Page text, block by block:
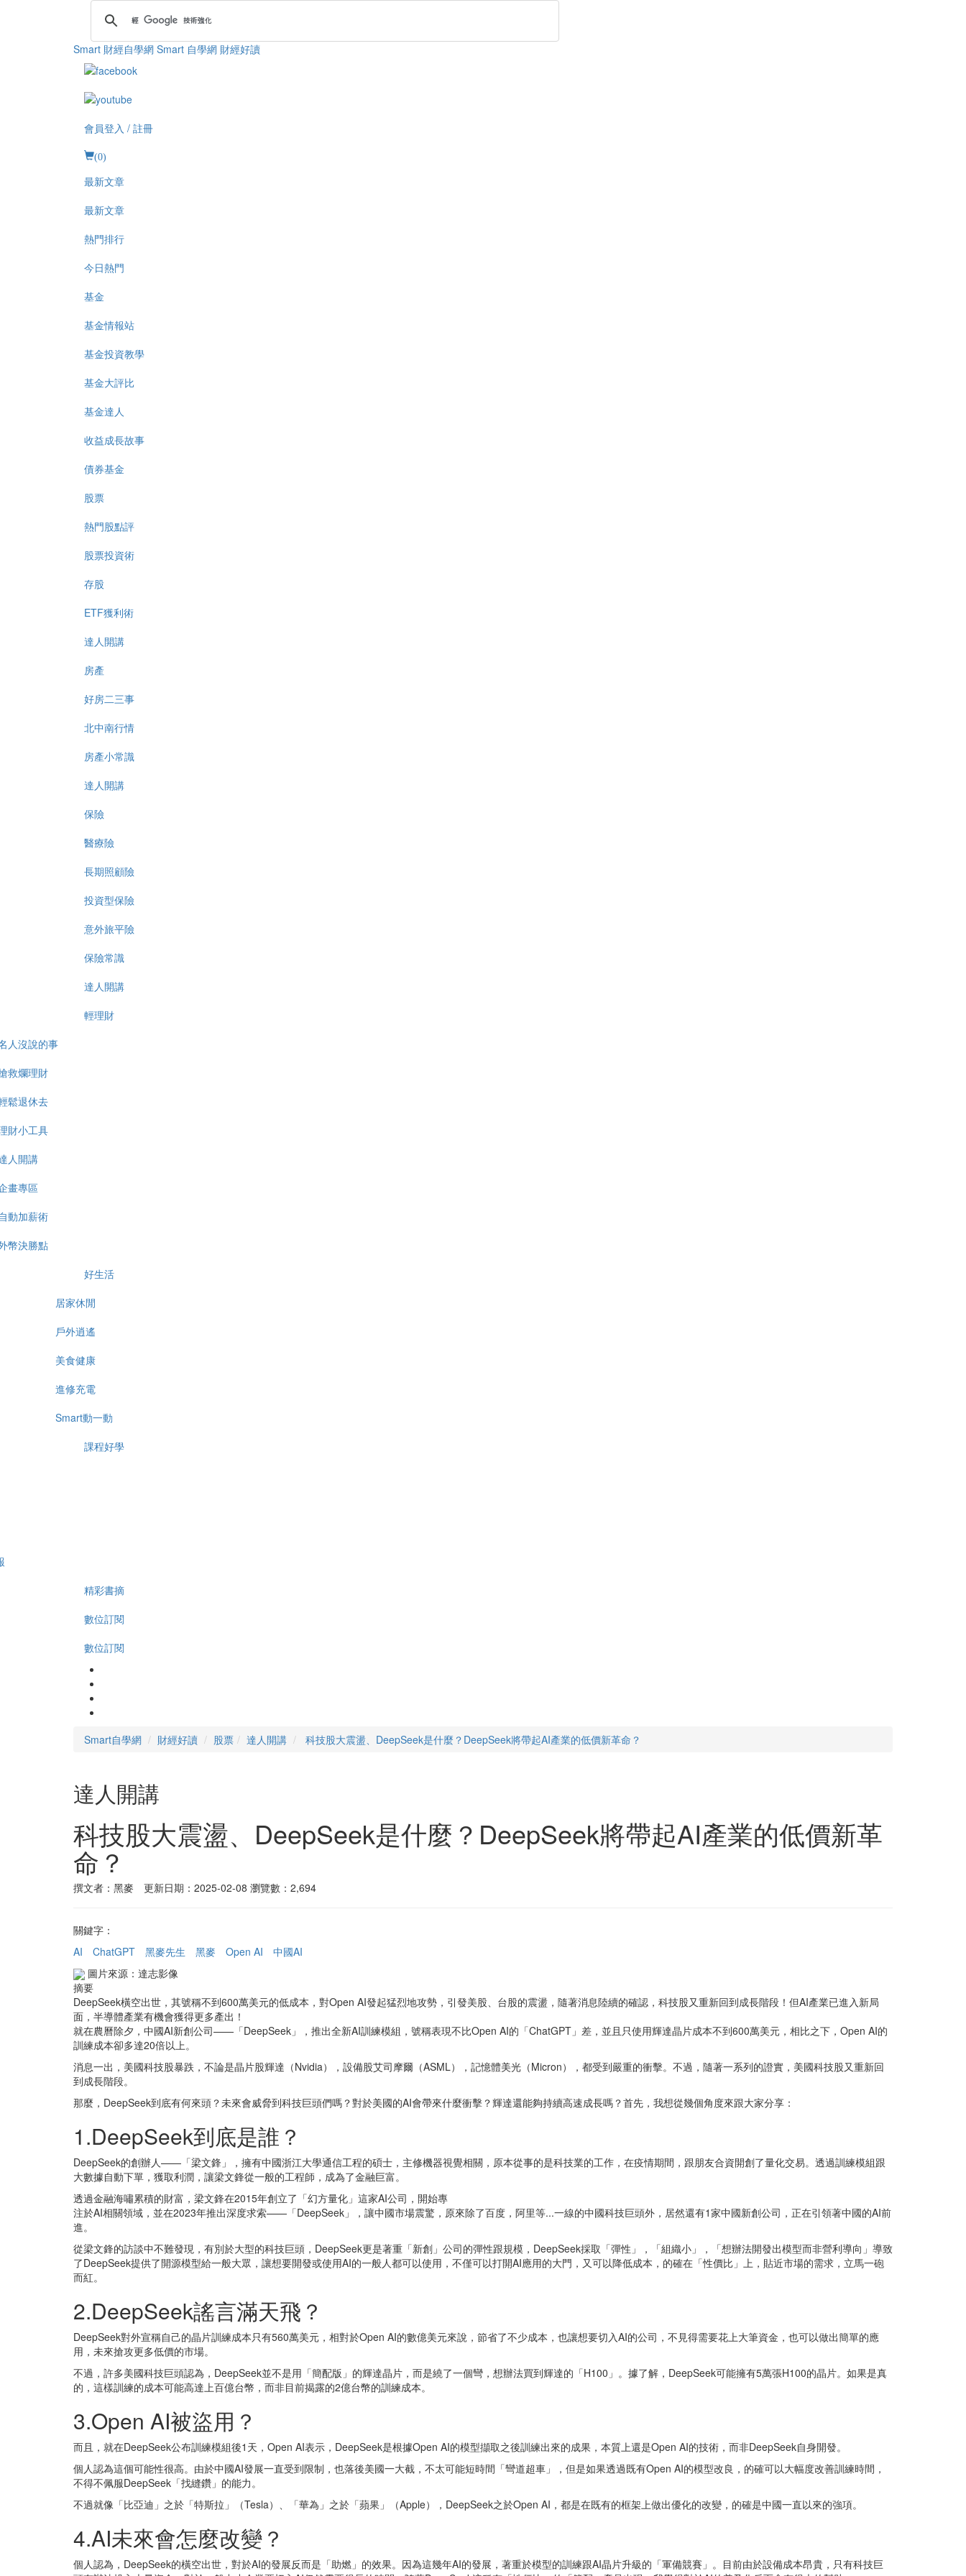
Smart 財經自學網 Smart 自學網 財經好讀
會員登入 / 註冊
(0)
最新文章
最新文章
熱門排行
今日熱門
基金
基金情報站
基金投資教學
基金大評比
基金達人
收益成長故事
債券基金
股票
熱門股點評
股票投資術
存股
ETF獲利術
達人開講
房產
好房二三事
北中南行情
房產小常識
達人開講
保險
醫療險
長期照顧險
投資型保險
意外旅平險
保險常識
達人開講
輕理財
人沒說的事
救爛理財
鬆退休去
財小工具
人開講
畫專區
動加薪術
幣決勝點
好生活
居家休閒
戶外逍遙
美食健康
進修充電
Smart動一動
課程好學
精彩書摘
數位訂閱
數位訂閱
Smart自學網 財經好讀 股票 達人開講 科技股大震盪、DeepSeek是什麼？DeepSeek將帶起AI產業的低價新革命？
達人開講
科技股大震盪、DeepSeek是什麼？DeepSeek將帶起AI產業的低價新革
命？
撰文者：黑麥 更新日期：2025-02-08 瀏覽數：2,694
關鍵字：
AI
ChatGPT 黑麥先生 黑麥 Open AI
中國AI
圖片來源：達志影像
摘要
DeepSeek橫空出世，其號稱不到600萬美元的低成本，對Open AI發起猛烈地攻勢，引發美股、台股的震盪，隨著消息陸續的確認，科技股又重新回到成長階段！但AI產業已進入新局
面，半導體產業有機會獲得更多產出！
就在農曆除夕，中國AI新創公司——「DeepSeek」，推出全新AI訓練模組，號稱表現不比Open AI的「ChatGPT」差，並且只使用輝達晶片成本不到600萬美元，相比之下，Open AI的
訓練成本卻多達20倍以上。
消息一出，美國科技股暴跌，不論是晶片股輝達（Nvidia），設備股艾司摩爾（ASML），記憶體美光（Micron），都受到嚴重的衝擊。不過，隨著一系列的證實，美國科技股又重新回
到成長階段。
那麼，DeepSeek到底有何來頭？未來會威脅到科技巨頭們嗎？對於美國的AI會帶來什麼衝擊？輝達還能夠持續高速成長嗎？首先，我想從幾個角度來跟大家分享：
1.DeepSeek到底是誰？
DeepSeek的創辦人——「梁文鋒」，擁有中國浙江大學通信工程的碩士，主修機器視覺相關，原本從事的是科技業的工作，在疫情期間，跟朋友合資開創了量化交易。透過訓練模組跟
大數據自動下單，獲取利潤，讓梁文鋒從一般的工程師，成為了金融巨富。
透過金融海嘯累積的財富，梁文鋒在2015年創立了「幻方量化」這家AI公司，開始專
注於AI相關領域，並在2023年推出深度求索——「DeepSeek」，讓中國市場震驚，原來除了百度，阿里等...一線的中國科技巨頭外，居然還有1家中國新創公司，正在引領著中國的AI前
進。
從梁文鋒的訪談中不難發現，有別於大型的科技巨頭，DeepSeek更是著重「新創」公司的彈性跟規模，DeepSeek採取「彈性」，「組織小」，「想辦法開發出模型而非營利導向」導致
了DeepSeek提供了開源模型給一般大眾，讓想要開發或使用AI的一般人都可以使用，不僅可以打開AI應用的大門，又可以降低成本，的確在「性價比」上，貼近市場的需求，立馬一砲
而紅。
2.DeepSeek謠言滿天飛？
DeepSeek對外宣稱自己的晶片訓練成本只有560萬美元，相對於Open AI的數億美元來說，節省了不少成本，也讓想要切入AI的公司，不見得需要花上大筆資金，也可以做出簡單的應
用，未來搶攻更多低價的市場。
不過，許多美國科技巨頭認為，DeepSeek並不是用「簡配版」的輝達晶片，而是繞了一個彎，想辦法買到輝達的「H100」。據了解，DeepSeek可能擁有5萬張H100的晶片。如果是真
的，這樣訓練的成本可能高達上百億台幣，而非目前揭露的2億台幣的訓練成本。
3.Open AI被盜用？
而且，就在DeepSeek公布訓練模組後1天，Open AI表示，DeepSeek是根據Open AI的模型擷取之後訓練出來的成果，本質上還是Open AI的技術，而非DeepSeek自身開發。
個人認為這個可能性很高。由於中國AI發展一直受到限制，也落後美國一大截，不太可能短時間「彎道超車」，但是如果透過既有Open AI的模型改良，的確可以大幅度改善訓練時間，
不得不佩服DeepSeek「找縫鑽」的能力。
不過就像「比亞迪」之於「特斯拉」（Tesla）、「華為」之於「蘋果」（Apple），DeepSeek之於Open AI，都是在既有的框架上做出優化的改變，的確是中國一直以來的強項。
4.AI未來會怎麼改變？
個人認為，DeepSeek的橫空出世，對於AI的發展反而是「助燃」的效果。因為這幾年AI的發展，著重於模型的訓練跟AI晶片升級的「軍備競賽」。目前由於設備成本昂貴，只有科技巨